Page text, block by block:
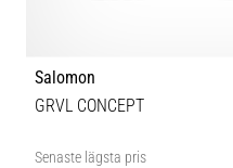
Salomon
GRVL CONCEPT
Senaste lägsta pris